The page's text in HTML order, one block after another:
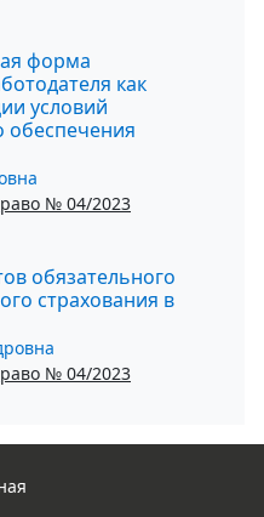
форма
как
условий
обеспечения
№ 04/2023
обязательного
страхования в
№ 04/2023